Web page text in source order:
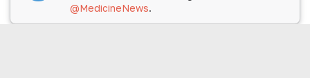
@MedicineNews.